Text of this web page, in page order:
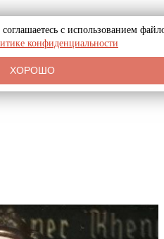
с использованием
конфиденциальности
ХОРОШО